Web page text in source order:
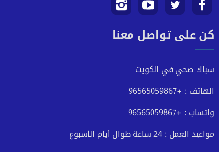
تابعنا
على
تابعنا
على
تابعنا
على
تابعنا
علىكن على تواصل معنا
سباك صحي في الكويت
الهاتف : +96565059867
واتساب : +96565059867
مواعيد العمل : 24 ساعة طوال أيام الأسبوع